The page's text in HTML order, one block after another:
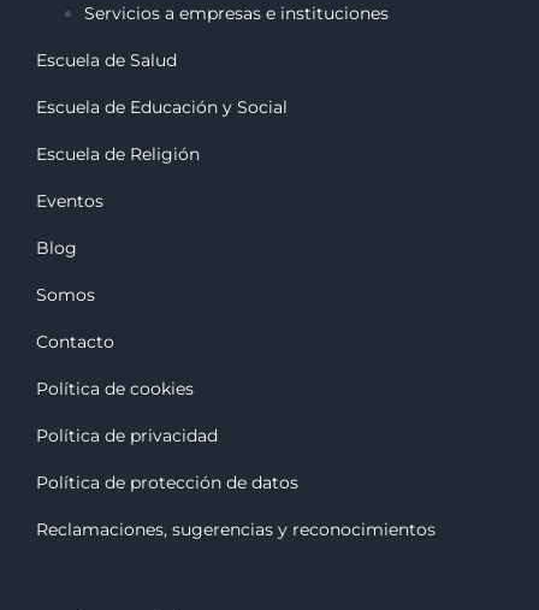
Servicios a empresas e instituciones
Escuela de Salud
Escuela de Educación y Social
Escuela de Religión
Eventos
Blog
Somos
Contacto
Política de cookies
Política de privacidad
Política de protección de datos
Reclamaciones, sugerencias y reconocimientos